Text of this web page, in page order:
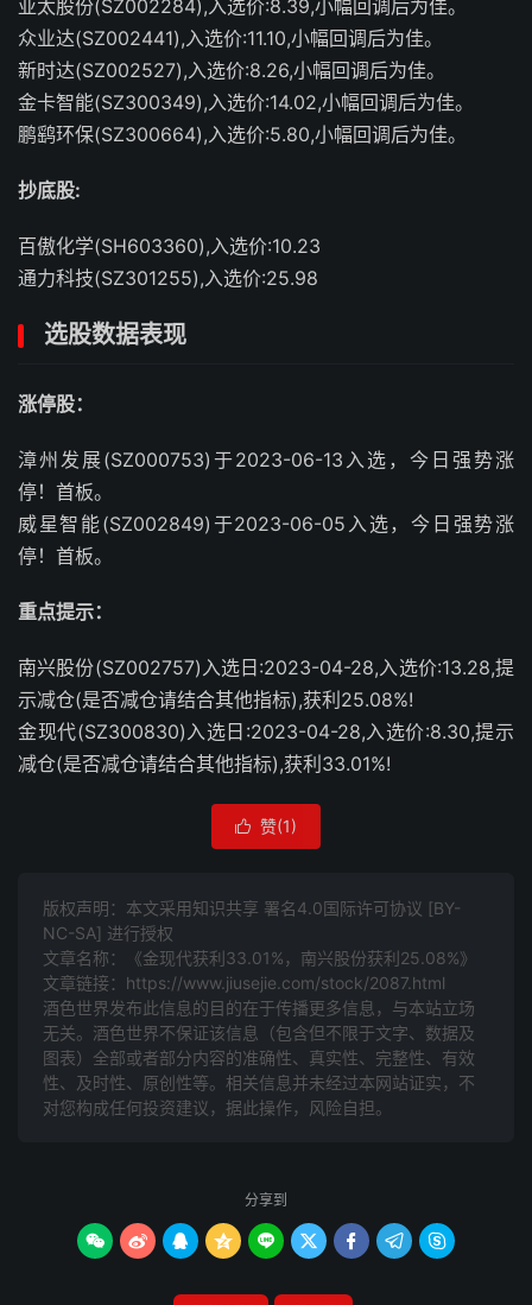
亚太股份(SZ002284),入选价:8.39,小幅回调后为佳。
众业达(SZ002441),入选价:11.10,小幅回调后为佳。
新时达(SZ002527),入选价:8.26,小幅回调后为佳。
金卡智能(SZ300349),入选价:14.02,小幅回调后为佳。
鹏鹞环保(SZ300664),入选价:5.80,小幅回调后为佳。
抄底股:
百傲化学(SH603360),入选价:10.23
通力科技(SZ301255),入选价:25.98
选股数据表现
涨停股：
漳州发展(SZ000753)于2023-06-13入选，今日强势涨
停！首板。
威星智能(SZ002849)于2023-06-05入选，今日强势涨
停！首板。
重点提示：
南兴股份(SZ002757)入选日:2023-04-28,入选价:13.28,提
示减仓(是否减仓请结合其他指标),获利25.08%!
金现代(SZ300830)入选日:2023-04-28,入选价:8.30,提示
减仓(是否减仓请结合其他指标),获利33.01%!
 赞(1)
版权声明：本文采用知识共享 署名4.0国际许可协议 [BY-
NC-SA] 进行授权
文章名称：《金现代获利33.01%，南兴股份获利25.08%》
文章链接： https://www.jiusejie.com/stock/2087.html
酒色世界发布此信息的目的在于传播更多信息，与本站立场
无关。酒色世界不保证该信息（包含但不限于文字、数据及
图表）全部或者部分内容的准确性、真实性、完整性、有效
性、及时性、原创性等。相关信息并未经过本网站证实，不
对您构成任何投资建议，据此操作，风险自担。
分享到
        